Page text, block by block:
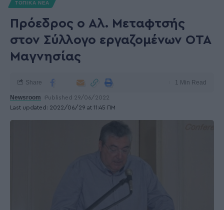
ΤΟΠΙΚΑ ΝΕΑ
Πρόεδρος ο Αλ. Μεταφτσής
στον Σύλλογο εργαζομένων ΟΤΑ
Μαγνησίας
Last updated: 2022/06/29 at 11:45 ΠΜ
Newsroom Published 29/06/2022
Share 1 Min Read